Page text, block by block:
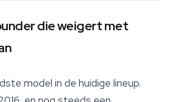
die weigert met
model in de huidige lineup.